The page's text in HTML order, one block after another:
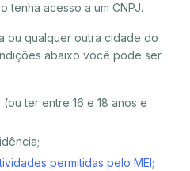
tenha acesso a um CNPJ.
ou qualquer outra cidade do
abaixo você pode ser
ter entre 16 e 18 anos e
permitidas pelo MEI;